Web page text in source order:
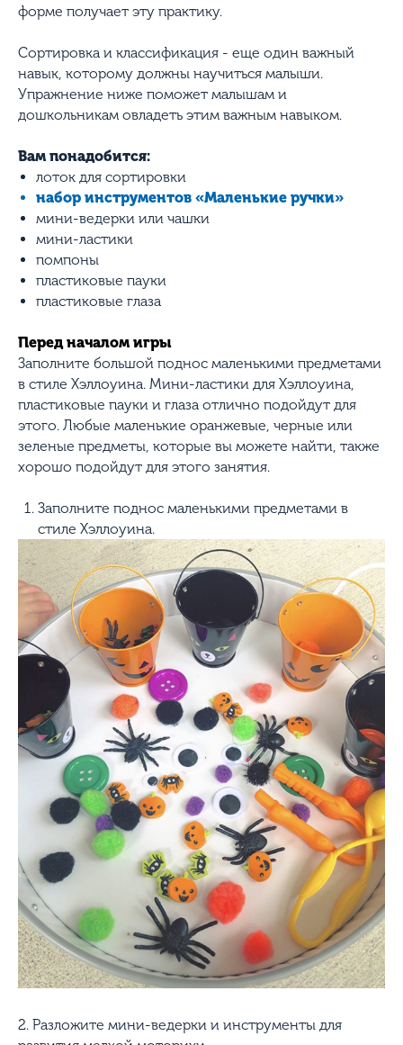
форме получает эту практику.
Сортировка и классификация - еще один важный
навык, которому должны научиться малыши.
Упражнение ниже поможет малышам и
дошкольникам овладеть этим важным навыком.
Вам понадобится:
лоток для сортировки
набор инструментов «Маленькие ручки»
мини-ведерки или чашки
мини-ластики
помпоны
пластиковые пауки
пластиковые глаза
Перед началом игры
Заполните большой поднос маленькими предметами
в стиле Хэллоуина. Мини-ластики для Хэллоуина,
пластиковые пауки и глаза отлично подойдут для
этого. Любые маленькие оранжевые, черные или
зеленые предметы, которые вы можете найти, также
хорошо подойдут для этого занятия.
Заполните поднос маленькими предметами в
стиле Хэллоуина.
2. Разложите мини-ведерки и инструменты для